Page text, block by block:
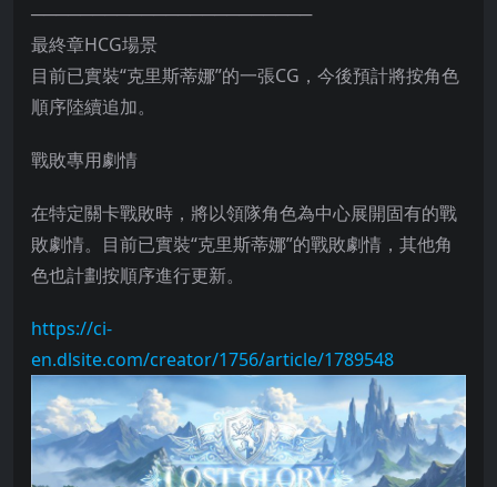
───────────────────────
最終章HCG場景
目前已實裝“克里斯蒂娜”的一張CG，今後預計將按角色
順序陸續追加。
戰敗專用劇情
在特定關卡戰敗時，將以領隊角色為中心展開固有的戰
敗劇情。目前已實裝“克里斯蒂娜”的戰敗劇情，其他角
色也計劃按順序進行更新。
https://ci-
en.dlsite.com/creator/1756/article/1789548